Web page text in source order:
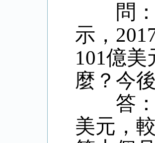
問：
示，
101億
麼？今
答：
美元，